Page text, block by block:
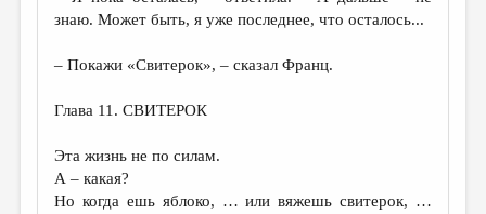
знаю. Может быть, я уже последнее, что осталось...
– Покажи «Свитерок», – сказал Франц.
Глава 11. СВИТЕРОК
Эта жизнь не по силам.
А – какая?
Но когда ешь яблоко, … или вяжешь свитерок, …